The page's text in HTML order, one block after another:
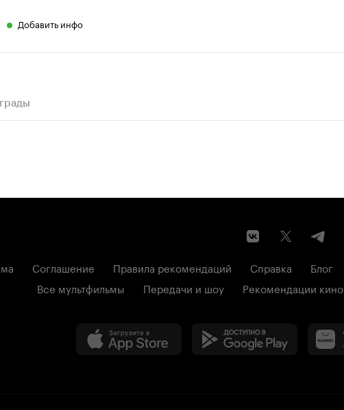
Добавить инфо
Соглашение Правила рекомендаций Справка Блог
Все мультфильмы
Передачи и шоу Рекомендации кино